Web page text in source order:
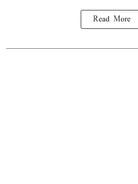
Read More